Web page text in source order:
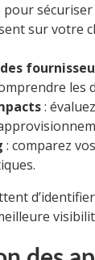
pour
sur votre
les
:
: comparez